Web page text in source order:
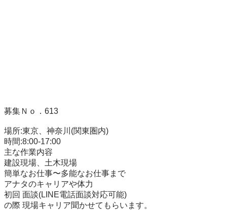
募集Ｎｏ．613
場所:東京、神奈川(関東圏内)
時間:8:00-17:00
主な作業内容
建設現場、土木現場
簡単なお仕事〜多能なお仕事まで
アナタのキャリアや体力
初回 面談(LINE電話面談対応可能)
の際 現場キャリア聞かせてもらいます。